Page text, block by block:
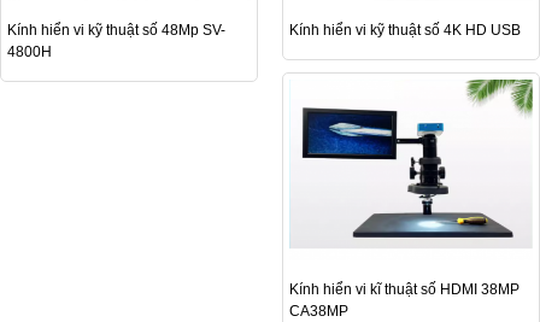
Kính hiển vi kỹ thuật số 48Mp SV-
4800H
Kính hiển vi kỹ thuật số 4K HD USB
Kính hiển vi kĩ thuật số HDMI 38MP
CA38MP